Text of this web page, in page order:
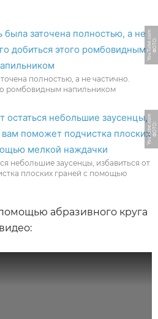
Ф
О
Т
О:
Y
o
u
T
u
b
e.
c
o
m
полностью, а не частично.
ромбовидным напильником
Ф
О
Т
О:
Y
o
u
T
u
b
e.
c
o
m
небольшие заусенцы, избавиться от
плоских граней с помощью
абразивного круга